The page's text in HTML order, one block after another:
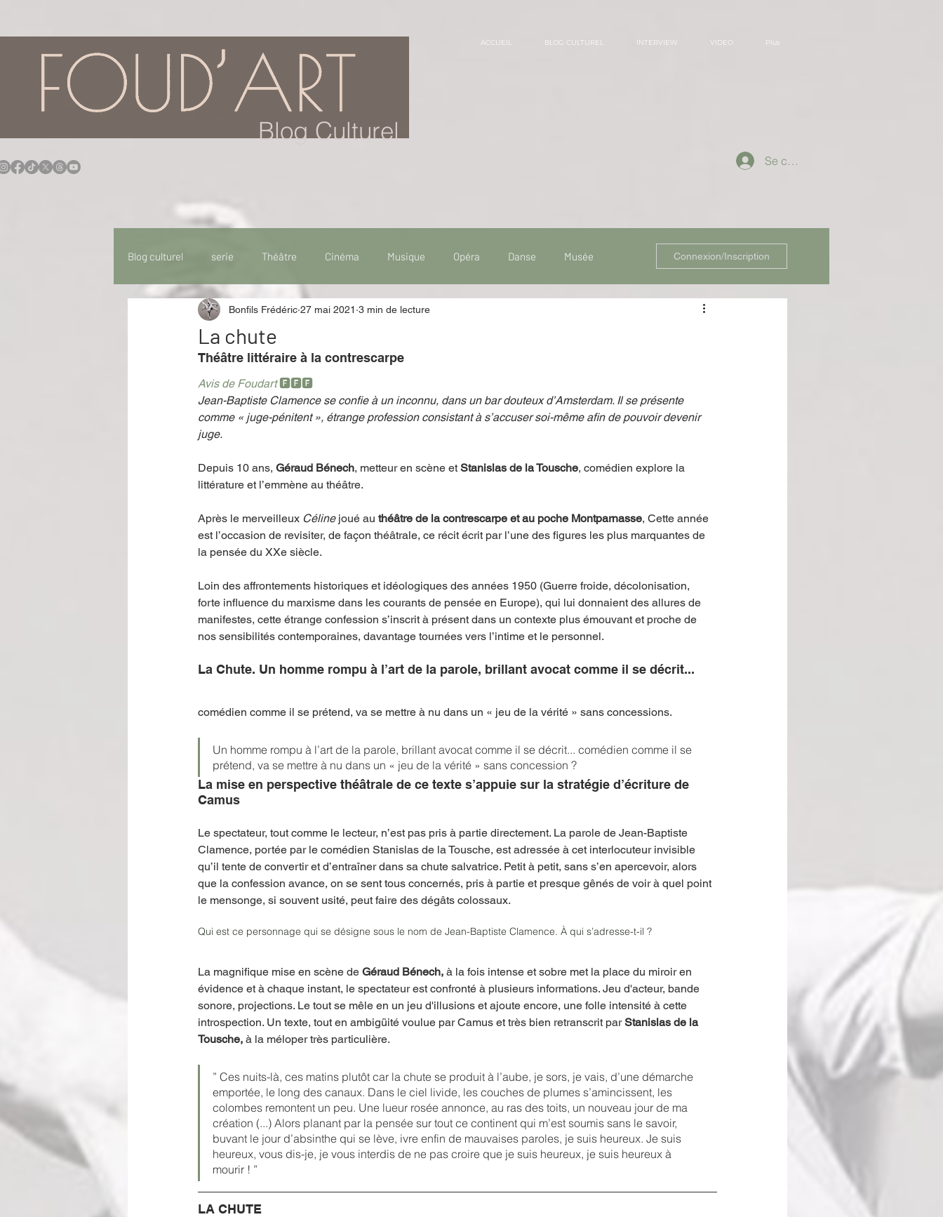
Blog Culturel
ACCUEIL BLOG CULTUREL INTERVIEW VIDEO Plus
Se connecter
Blog culturel serie Théâtre Cinéma Musique Opéra Danse Musée
Idées Sorties Idée de voyage Fooding - Restaurant
Festival
Événement Validé par Romane. Spécial Famille Littérature Cirque Interview
Offre spéciale Annuaire Théâtre - Musée
Connexion/Inscription
La chute
Bonfils Frédéric 27 mai 2021 3 min de lecture
Théâtre littéraire à la contrescarpe
Avis de Foudart 🅵🅵🅵
Jean-Baptiste Clamence se confie à un inconnu, dans un bar douteux d’Amsterdam. Il se présente
comme « juge-pénitent », étrange profession consistant à s’accuser soi-même afin de pouvoir devenir
juge.
Depuis 10 ans, Géraud Bénech, metteur en scène et Stanislas de la Tousche, comédien explore la
littérature et l’emmène au théâtre.
Après le merveilleux Céline joué au théâtre de la contrescarpe et au poche Montparnasse, Cette année
est l’occasion de revisiter, de façon théâtrale, ce récit écrit par l’une des figures les plus marquantes de
la pensée du XXe siècle.
Loin des affrontements historiques et idéologiques des années 1950 (Guerre froide, décolonisation,
forte influence du marxisme dans les courants de pensée en Europe), qui lui donnaient des allures de
manifestes, cette étrange confession s’inscrit à présent dans un contexte plus émouvant et proche de
nos sensibilités contemporaines, davantage tournées vers l’intime et le personnel.
La Chute. Un homme rompu à l’art de la parole, brillant avocat comme il se décrit...
comédien comme il se prétend, va se mettre à nu dans un « jeu de la vérité » sans concessions.
Un homme rompu à l’art de la parole, brillant avocat comme il se décrit... comédien comme il se
prétend, va se mettre à nu dans un « jeu de la vérité » sans concession ?
La mise en perspective théâtrale de ce texte s’appuie sur la stratégie d’écriture de
Camus
Le spectateur, tout comme le lecteur, n’est pas pris à partie directement. La parole de Jean-Baptiste
Clamence, portée par le comédien Stanislas de la Tousche, est adressée à cet interlocuteur invisible
qu’il tente de convertir et d’entraîner dans sa chute salvatrice. Petit à petit, sans s’en apercevoir, alors
que la confession avance, on se sent tous concernés, pris à partie et presque gênés de voir à quel point
le mensonge, si souvent usité, peut faire des dégâts colossaux.
Qui est ce personnage qui se désigne sous le nom de Jean-Baptiste Clamence. À qui s’adresse-t-il ?
La magnifique mise en scène de Géraud Bénech, à la fois intense et sobre met la place du miroir en
évidence et à chaque instant, le spectateur est confronté à plusieurs informations. Jeu d'acteur, bande
sonore, projections. Le tout se mêle en un jeu d'illusions et ajoute encore, une folle intensité à cette
introspection. Un texte, tout en ambigüité voulue par Camus et très bien retranscrit par Stanislas de la
Tousche, à la méloper très particulière.
” Ces nuits-là, ces matins plutôt car la chute se produit à l’aube, je sors, je vais, d’une démarche
emportée, le long des canaux. Dans le ciel livide, les couches de plumes s’amincissent, les
colombes remontent un peu. Une lueur rosée annonce, au ras des toits, un nouveau jour de ma
création (...) Alors planant par la pensée sur tout ce continent qui m’est soumis sans le savoir,
buvant le jour d’absinthe qui se lève, ivre enfin de mauvaises paroles, je suis heureux. Je suis
heureux, vous dis-je, je vous interdis de ne pas croire que je suis heureux, je suis heureux à
mourir ! ”
LA CHUTE